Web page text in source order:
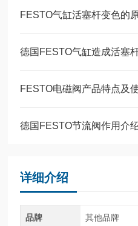
FESTO气缸活塞杆变色的
德国FESTO气缸造成活塞
FESTO电磁阀产品特点及
德国FESTO节流阀作用介
详细介绍
品牌 其他品牌